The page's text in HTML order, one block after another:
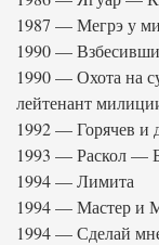
1987 — Мегрэ у
1990 —
1990 — Охота на
лейтенант
1992 — Горячев и
1993 — Раскол —
1994 — Лимита
1994 — Мастер и
1994 — Сделай